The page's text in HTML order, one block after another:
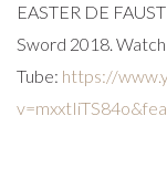
EASTER DE
Sword 2018.
Tube: https://